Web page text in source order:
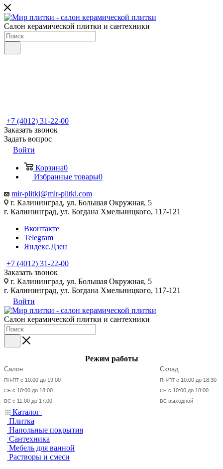
Салон керамической плитки и сантехники
+7 (4012) 31-22-00
Заказать звонок
Задать вопрос
Войти
Корзина0
Избранные товары0
mir-plitki@mir-plitki.com
г. Калининград, ул. Большая Окружная, 5
г. Калининград, ул. Богдана Хмельницкого, 117-121
Вконтакте
Telegram
Яндекс.Дзен
+7 (4012) 31-22-00
Заказать звонок
г. Калининград, ул. Большая Окружная, 5
г. Калининград, ул. Богдана Хмельницкого, 117-121
Войти
Салон керамической плитки и сантехники
Режим работы
Салон
ПН-ПТ с 10:00 до 19:00
СБ с 10:00 до 18:00
ВС с 11:00 до 17:00
Склад
ПН-ПТ с 10:00 до 18:30
СБ с 10:00 до 18:00
ВС выходной
Каталог
Плитка
Напольные покрытия
Сантехника
Мебель для ванной
Растворы и смеси